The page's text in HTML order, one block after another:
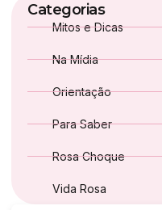
Categorias
Mitos e Dicas
Na Mídia
Orientação
Para Saber
Rosa Choque
Vida Rosa